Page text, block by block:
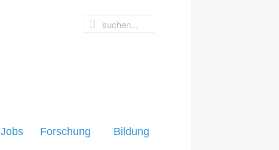
Jobs Forschung Bildung